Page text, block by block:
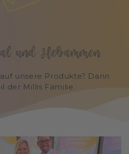
und Hebammen
unsere Produkte? Dann
der Millis Familie.